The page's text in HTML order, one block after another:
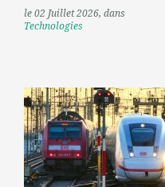
le 02 Juillet 2026, dans
Technologies